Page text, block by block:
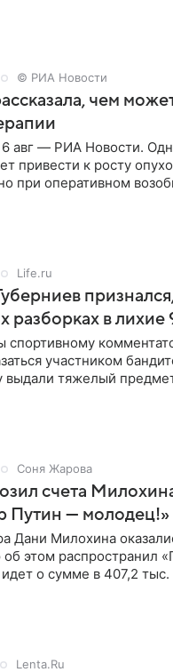
© РИА Новости
чем
авг — РИА Новости.
привести к росту
при оперативном
Life.ru
разборках в
спортивному
участником
выдали тяжелый
Соня Жарова
счета
Путин — молодец!»
Дани Милохина
этом распространил
о сумме в 407,2
Lenta.Ru